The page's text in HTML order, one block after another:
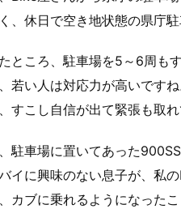
、休日で空き地状態の県庁
ところ、駐車場を5～6周も
若い人は対応力が高いですね
すこし自信が出て緊張も取れ
駐車場に置いてあった
イに興味のない息子が、私
カブに乗れるようになった